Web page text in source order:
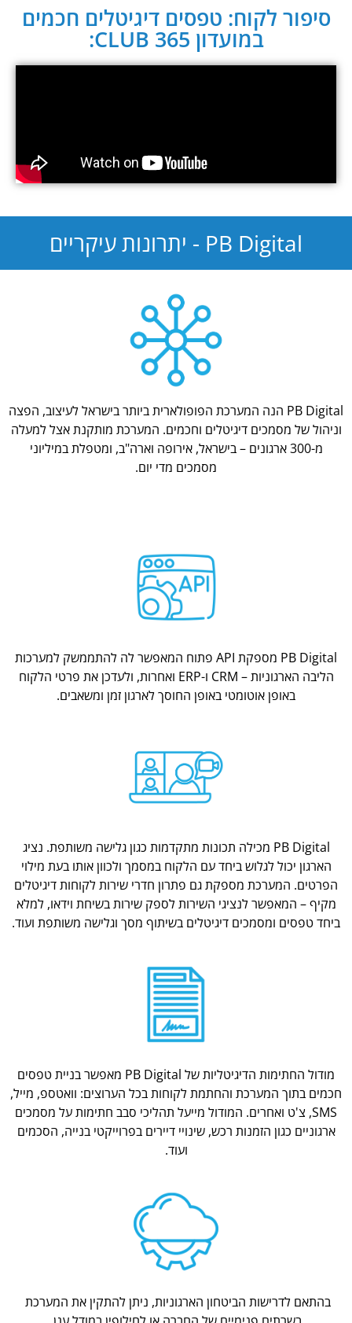
סיפור לקוח: טפסים דיגיטלים חכמים
במועדון CLUB 365:
PB Digital - יתרונות עיקריים
PB Digital הנה המערכת הפופולארית ביותר בישראל לעיצוב, הפצה
וניהול של מסמכים דיגיטלים וחכמים. המערכת מותקנת אצל למעלה
מ-300 ארגונים – בישראל, אירופה וארה"ב, ומטפלת במיליוני
מסמכים מדי יום.
PB Digital מספקת API פתוח המאפשר לה להתממשק למערכות
הליבה הארגוניות – CRM ו-ERP ואחרות, ולעדכן את פרטי הלקוח
באופן אוטומטי באופן החוסך לארגון זמן ומשאבים.
PB Digital מכילה תכונות מתקדמות כגון גלישה משותפת. נציג
הארגון יכול לגלוש ביחד עם הלקוח במסמך ולכוון אותו בעת מילוי
הפרטים. המערכת מספקת גם פתרון חדרי שירות לקוחות דיגיטלים
מקיף – המאפשר לנציגי השירות לספק שירות בשיחת וידאו, למלא
ביחד טפסים ומסמכים דיגיטלים בשיתוף מסך וגלישה משותפת ועוד.
מודול החתימות הדיגיטליות של PB Digital מאפשר בניית טפסים
חכמים בתוך המערכת והחתמת לקוחות בכל הערוצים: וואטספ, מייל,
SMS, צ'ט ואחרים. המודול מייעל תהליכי סבב חתימות על מסמכים
ארגוניים כגון הזמנות רכש, שינויי דיירים בפרוייקטי בנייה, הסכמים
ועוד.
בהתאם לדרישות הביטחון הארגוניות, ניתן להתקין את המערכת